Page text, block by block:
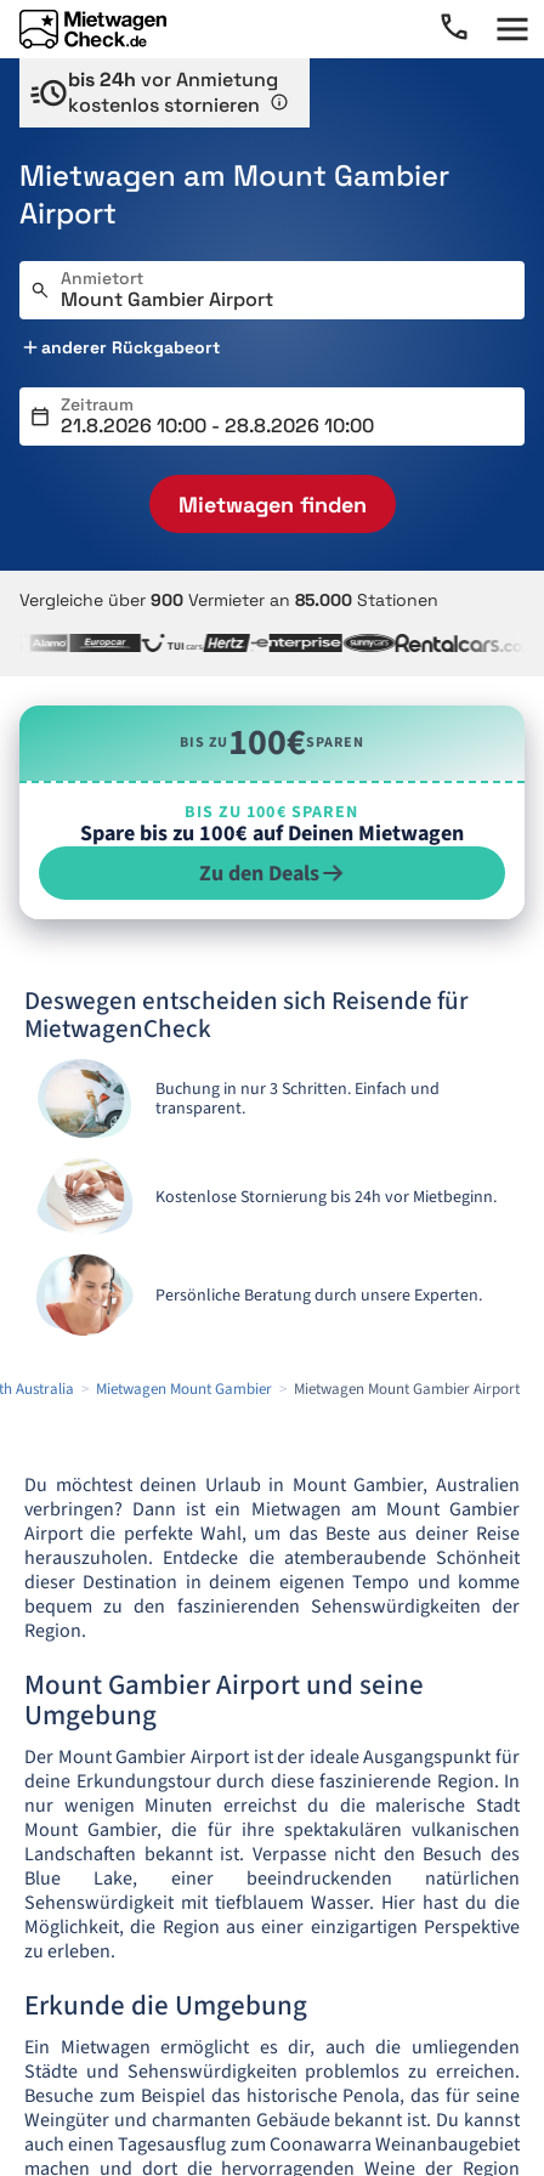
bis 24h vor Anmietung
kostenlos stornieren
Mietwagen am Mount Gambier
Airport
Anmietort
anderer Rückgabeort
Zeitraum
Mietwagen finden
Vergleiche über 900 Vermieter an 85.000 Stationen
BIS ZU100€SPAREN
BIS ZU 100€ SPAREN
Spare bis zu 100€ auf Deinen Mietwagen
Zu den Deals
Deswegen entscheiden sich Reisende für
MietwagenCheck
Buchung in nur 3 Schritten. Einfach und
transparent.
Kostenlose Stornierung bis 24h vor Mietbeginn.
Persönliche Beratung durch unsere Experten.
Australia Mietwagen Mount Gambier Mietwagen Mount Gambier Airport
Du möchtest deinen Urlaub in Mount Gambier, Australien
verbringen? Dann ist ein Mietwagen am Mount Gambier
Airport die perfekte Wahl, um das Beste aus deiner Reise
herauszuholen. Entdecke die atemberaubende Schönheit
dieser Destination in deinem eigenen Tempo und komme
bequem zu den faszinierenden Sehenswürdigkeiten der
Region.
Mount Gambier Airport und seine
Umgebung
Der Mount Gambier Airport ist der ideale Ausgangspunkt für
deine Erkundungstour durch diese faszinierende Region. In
nur wenigen Minuten erreichst du die malerische Stadt
Mount Gambier, die für ihre spektakulären vulkanischen
Landschaften bekannt ist. Verpasse nicht den Besuch des
Blue Lake, einer beeindruckenden natürlichen
Sehenswürdigkeit mit tiefblauem Wasser. Hier hast du die
Möglichkeit, die Region aus einer einzigartigen Perspektive
zu erleben.
Erkunde die Umgebung
Ein Mietwagen ermöglicht es dir, auch die umliegenden
Städte und Sehenswürdigkeiten problemlos zu erreichen.
Besuche zum Beispiel das historische Penola, das für seine
Weingüter und charmanten Gebäude bekannt ist. Du kannst
auch einen Tagesausflug zum Coonawarra Weinanbaugebiet
machen und dort die hervorragenden Weine der Region